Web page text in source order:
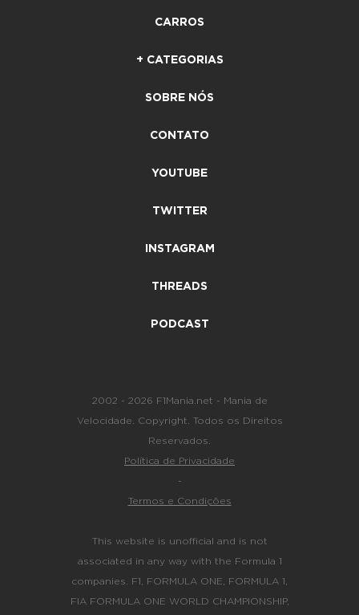
CARROS
+ CATEGORIAS
SOBRE NÓS
CONTATO
YOUTUBE
TWITTER
INSTAGRAM
THREADS
PODCAST
2002 - 2026 F1Mania.net - Mania de
Velocidade. Copyright. Todos os Direitos
Reservados.
Política de Privacidade
-
Termos e Condições
This website is unofficial and is not
associated in any way with the Formula 1
companies. F1, FORMULA ONE, FORMULA 1,
FIA FORMULA ONE WORLD CHAMPIONSHIP,